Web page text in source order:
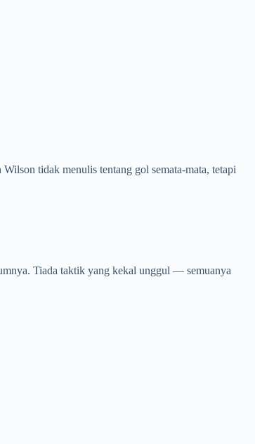
tidak menulis tentang gol semata-mata, tetapi
Tiada taktik yang kekal unggul — semuanya